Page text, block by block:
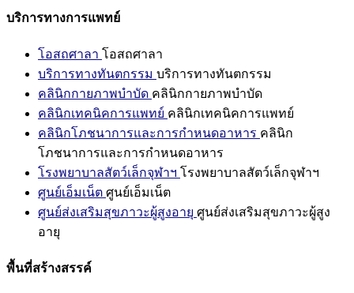
บริการทางการแพทย์
โอสถศาลา โอสถศาลา
บริการทางทันตกรรม บริการทางทันตกรรม
คลินิกกายภาพบำบัด คลินิกกายภาพบำบัด
คลินิกเทคนิคการแพทย์ คลินิกเทคนิคการแพทย์
คลินิกโภชนาการและการกำหนดอาหาร คลินิก
โภชนาการและการกำหนดอาหาร
โรงพยาบาลสัตว์เล็กจุฬาฯ โรงพยาบาลสัตว์เล็กจุฬาฯ
ศูนย์เอ็มเน็ต ศูนย์เอ็มเน็ต
ศูนย์ส่งเสริมสุขภาวะผู้สูงอายุ ศูนย์ส่งเสริมสุขภาวะผู้สูง
อายุ
พื้นที่สร้างสรรค์